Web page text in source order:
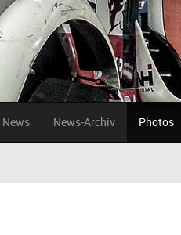
News News-Archiv Photos